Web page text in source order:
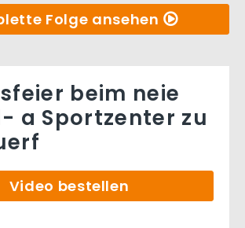
Folge ansehen
beim neie
a Sportzenter zu
Video bestellen